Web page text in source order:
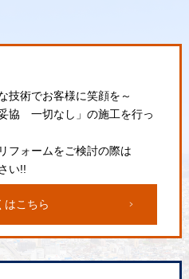
術でお客様に笑顔を～
協 一切なし」の施工を行っ
フォームをご検討の際は
い!!
はこちら